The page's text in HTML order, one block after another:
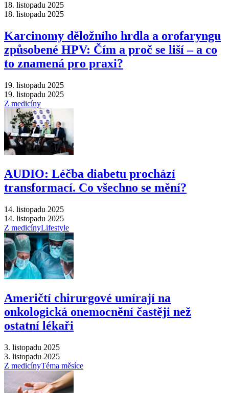
18. listopadu 2025
18. listopadu 2025
Karcinomy děložního hrdla a orofaryngu
způsobené HPV: Čím a proč se liší –⁠ a co
to znamená pro praxi?
19. listopadu 2025
19. listopadu 2025
Z medicíny
AUDIO: Léčba diabetu prochází
transformací. Co všechno se mění?
14. listopadu 2025
14. listopadu 2025
Z medicínyLifestyle
Američtí chirurgové umírají na
onkologická onemocnění častěji než
ostatní lékaři
3. listopadu 2025
3. listopadu 2025
Z medicínyTéma měsíce